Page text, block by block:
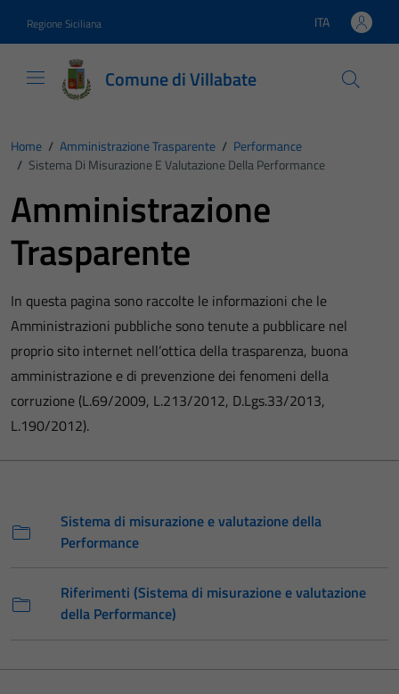
Regione Siciliana Lingua attiva:
ITA
Comune di Villabate
Home / Amministrazione Trasparente / Performance
/ Sistema Di Misurazione E Valutazione Della Performance
Amministrazione
Trasparente
In questa pagina sono raccolte le informazioni che le
Amministrazioni pubbliche sono tenute a pubblicare nel
proprio sito internet nell’ottica della trasparenza, buona
amministrazione e di prevenzione dei fenomeni della
corruzione (L.69/2009, L.213/2012, D.Lgs.33/2013,
L.190/2012).
Sistema di misurazione e valutazione della
Performance
Riferimenti (Sistema di misurazione e valutazione
della Performance)